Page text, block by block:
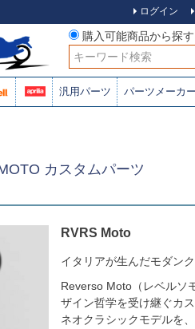
ログイン
購入可能商品から探
検索
汎用パーツ パーツメーカー
カスタムパーツ
RVRS Moto
イタリアが生んだモダン
Reverso Moto（レベルソ
ザイン哲学を受け継ぐカ
ネオクラシックモデルを